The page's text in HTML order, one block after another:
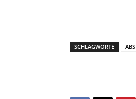
SCHLAGWORTE ABS